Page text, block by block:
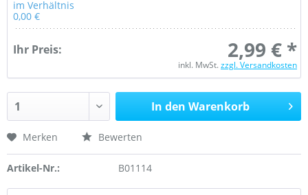
im Verhältnis
0,00 €
Ihr Preis: 2,99 € *
inkl. MwSt.zzgl. Versandkosten
In den Warenkorb
Merken Bewerten
Artikel-Nr.: B01114